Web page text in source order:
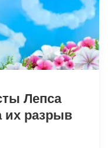
Лепса
их разрыв